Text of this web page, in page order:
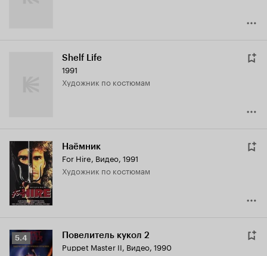
Shelf Life
1991
Художник по костюмам
Наёмник
For Hire, Видео, 1991
Художник по костюмам
Рейтинг
Кинопоиска
5.4 Повелитель кукол 2
Puppet Master II, Видео, 1990